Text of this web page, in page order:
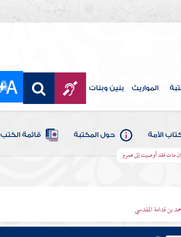
المواريث بنين وبنات
الأمة حول المكتبة قائمة الكتب
مات فقد أوصيت إلى عمرو
بن قدامة المقدسي